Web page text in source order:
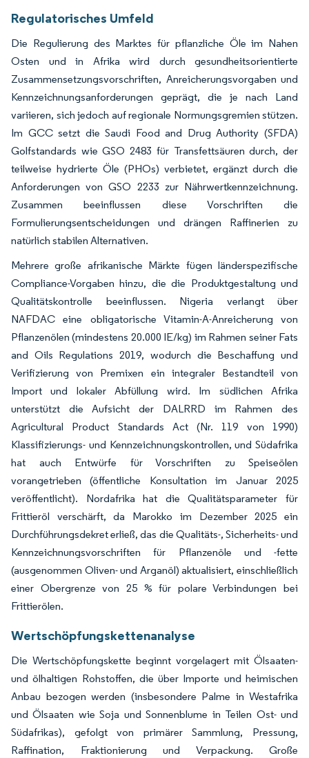
Regulatorisches Umfeld
Die Regulierung des Marktes für pflanzliche Öle im Nahen
Osten und in Afrika wird durch gesundheitsorientierte
Zusammensetzungsvorschriften, Anreicherungsvorgaben und
Kennzeichnungsanforderungen geprägt, die je nach Land
variieren, sich jedoch auf regionale Normungsgremien stützen.
Im GCC setzt die Saudi Food and Drug Authority (SFDA)
Golfstandards wie GSO 2483 für Transfettsäuren durch, der
teilweise hydrierte Öle (PHOs) verbietet, ergänzt durch die
Anforderungen von GSO 2233 zur Nährwertkennzeichnung.
Zusammen beeinflussen diese Vorschriften die
Formulierungsentscheidungen und drängen Raffinerien zu
natürlich stabilen Alternativen.
Mehrere große afrikanische Märkte fügen länderspezifische
Compliance-Vorgaben hinzu, die die Produktgestaltung und
Qualitätskontrolle beeinflussen. Nigeria verlangt über
NAFDAC eine obligatorische Vitamin-A-Anreicherung von
Pflanzenölen (mindestens 20.000 IE/kg) im Rahmen seiner Fats
and Oils Regulations 2019, wodurch die Beschaffung und
Verifizierung von Premixen ein integraler Bestandteil von
Import und lokaler Abfüllung wird. Im südlichen Afrika
unterstützt die Aufsicht der DALRRD im Rahmen des
Agricultural Product Standards Act (Nr. 119 von 1990)
Klassifizierungs- und Kennzeichnungskontrollen, und Südafrika
hat auch Entwürfe für Vorschriften zu Speiseölen
vorangetrieben (öffentliche Konsultation im Januar 2025
veröffentlicht). Nordafrika hat die Qualitätsparameter für
Frittieröl verschärft, da Marokko im Dezember 2025 ein
Durchführungsdekret erließ, das die Qualitäts-, Sicherheits- und
Kennzeichnungsvorschriften für Pflanzenöle und -fette
(ausgenommen Oliven- und Arganöl) aktualisiert, einschließlich
einer Obergrenze von 25 % für polare Verbindungen bei
Frittierölen.
Wertschöpfungskettenanalyse
Die Wertschöpfungskette beginnt vorgelagert mit Ölsaaten-
und ölhaltigen Rohstoffen, die über Importe und heimischen
Anbau bezogen werden (insbesondere Palme in Westafrika
und Ölsaaten wie Soja und Sonnenblume in Teilen Ost- und
Südafrikas), gefolgt von primärer Sammlung, Pressung,
Raffination, Fraktionierung und Verpackung. Große